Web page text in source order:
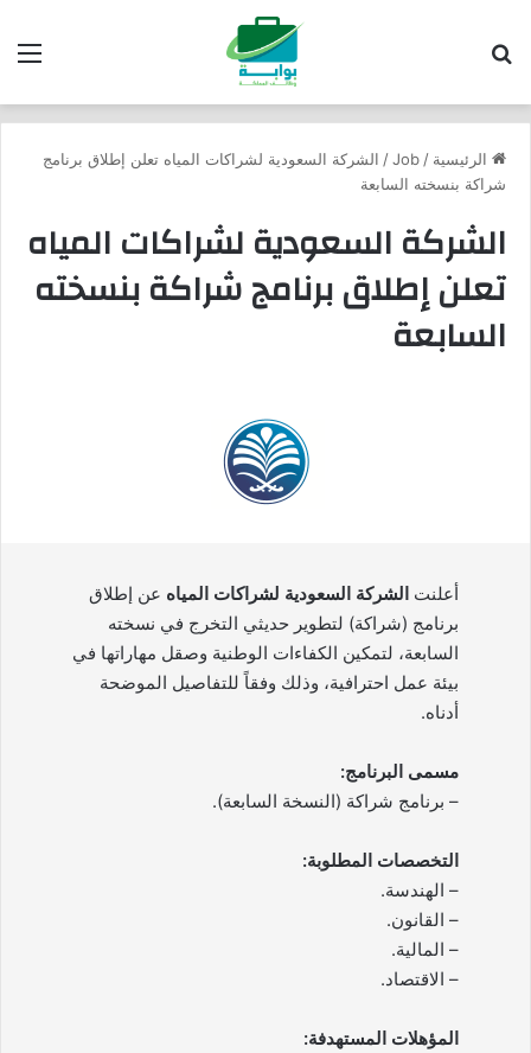
الرئيسية /
Job
/ الشركة السعودية لشراكات المياه تعلن إطلاق برنامج
شراكة بنسخته السابعة
الشركة السعودية لشراكات المياه
تعلن إطلاق برنامج شراكة بنسخته
السابعة
أعلنت الشركة السعودية لشراكات المياه عن إطلاق
برنامج (شراكة) لتطوير حديثي التخرج في نسخته
السابعة، لتمكين الكفاءات الوطنية وصقل مهاراتها في
بيئة عمل احترافية، وذلك وفقاً للتفاصيل الموضحة
أدناه.
مسمى البرنامج:
– برنامج شراكة (النسخة السابعة).
التخصصات المطلوبة:
– الهندسة.
– القانون.
– المالية.
– الاقتصاد.
المؤهلات المستهدفة: